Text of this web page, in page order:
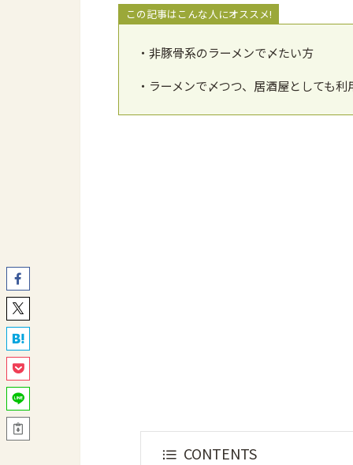
この記事はこんな人にオススメ!
・非豚骨系のラーメンで〆たい方
・ラーメンで〆つつ、居酒屋としても利
CONTENTS